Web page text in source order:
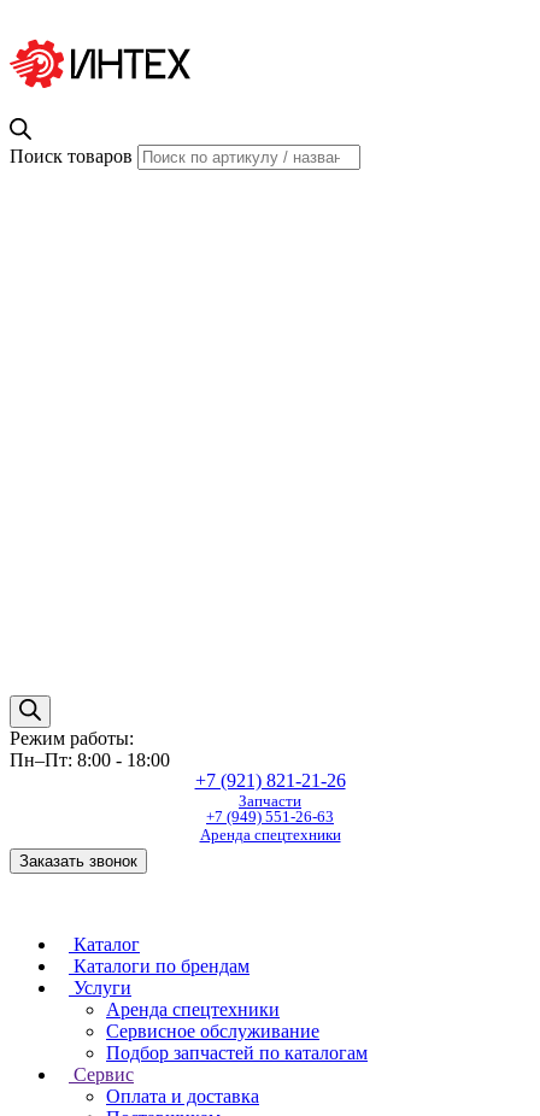
Поиск товаров
Режим работы:
Пн–Пт: 8:00 - 18:00
+7 (921) 821-21-26
Запчасти
+7 (949) 551-26-63
Аренда спецтехники
Заказать звонок
Каталог
Каталоги по брендам
Услуги
Аренда спецтехники
Сервисное обслуживание
Подбор запчастей по каталогам
Сервис
Оплата и доставка